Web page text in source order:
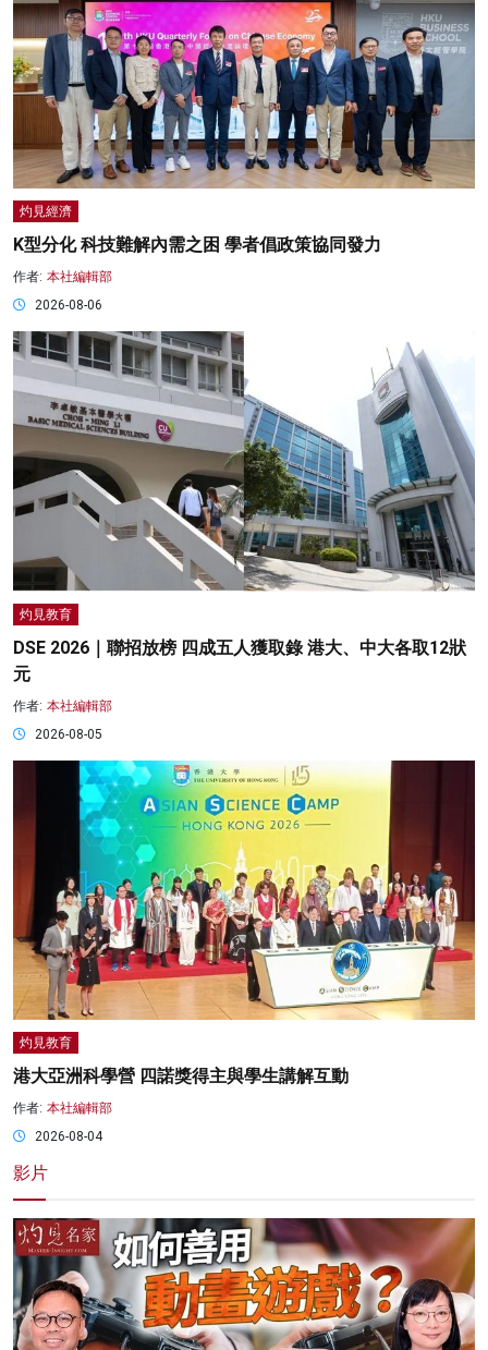
灼見經濟
K型分化 科技難解內需之困 學者倡政策協同發力
作者: 本社編輯部
2026-08-06
灼見教育
DSE 2026｜聯招放榜 四成五人獲取錄 港大、中大各取12狀
元
作者: 本社編輯部
2026-08-05
灼見教育
港大亞洲科學營 四諾獎得主與學生講解互動
作者: 本社編輯部
2026-08-04
影片